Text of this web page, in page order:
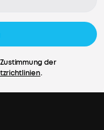
der
.